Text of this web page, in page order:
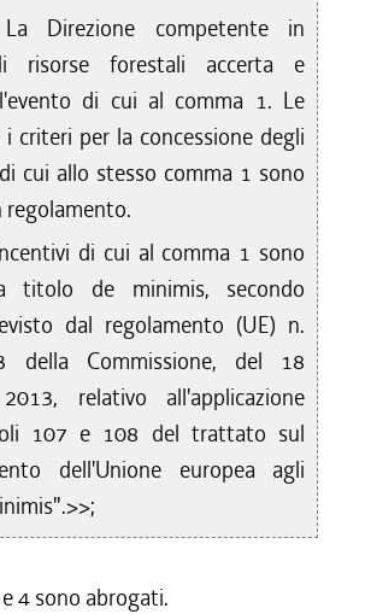
La Direzione competente in
risorse forestali accerta e
di cui al comma 1. Le
criteri per la concessione degli
cui allo stesso comma 1 sono
di cui al comma 1 sono
titolo de minimis, secondo
dal regolamento (UE) n.
della Commissione, del 18
relativo all'applicazione
107 e 108 del trattato sul
dell'Unione europea agli
4 sono abrogati.